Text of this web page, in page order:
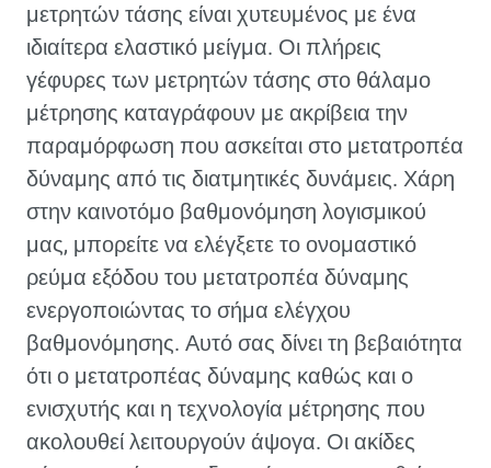
μετρητών τάσης είναι χυτευμένος με ένα
ιδιαίτερα ελαστικό μείγμα. Οι πλήρεις
γέφυρες των μετρητών τάσης στο θάλαμο
μέτρησης καταγράφουν με ακρίβεια την
παραμόρφωση που ασκείται στο μετατροπέα
δύναμης από τις διατμητικές δυνάμεις. Χάρη
στην καινοτόμο βαθμονόμηση λογισμικού
μας, μπορείτε να ελέγξετε το ονομαστικό
ρεύμα εξόδου του μετατροπέα δύναμης
ενεργοποιώντας το σήμα ελέγχου
βαθμονόμησης. Αυτό σας δίνει τη βεβαιότητα
ότι ο μετατροπέας δύναμης καθώς και ο
ενισχυτής και η τεχνολογία μέτρησης που
ακολουθεί λειτουργούν άψογα. Οι ακίδες